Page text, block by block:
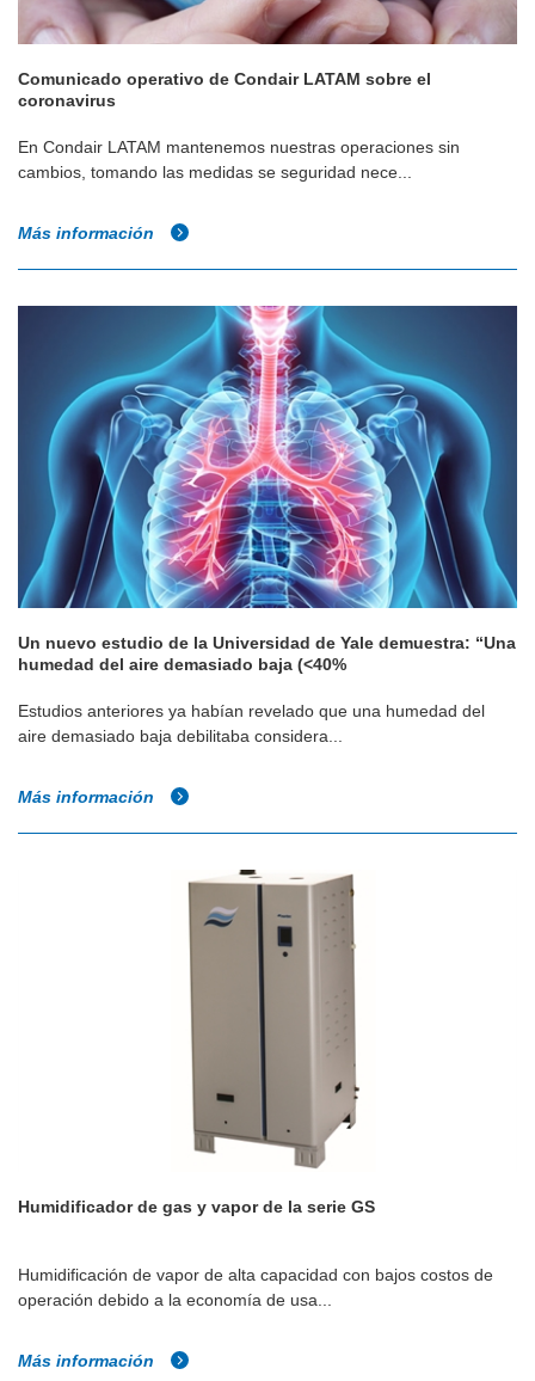
Comunicado operativo de Condair LATAM sobre el
coronavirus
En Condair LATAM mantenemos nuestras operaciones sin
cambios, tomando las medidas se seguridad nece...
Más información
Un nuevo estudio de la Universidad de Yale demuestra: “Una
humedad del aire demasiado baja (<40%
Estudios anteriores ya habían revelado que una humedad del
aire demasiado baja debilitaba considera...
Más información
Humidificador de gas y vapor de la serie GS
Humidificación de vapor de alta capacidad con bajos costos de
operación debido a la economía de usa...
Más información